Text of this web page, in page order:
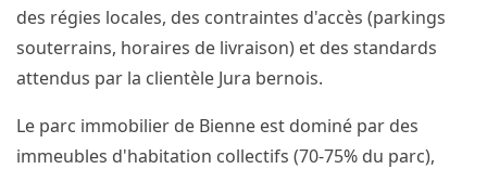
des régies locales, des contraintes d'accès (parkings
souterrains, horaires de livraison) et des standards
attendus par la clientèle Jura bernois.
Le parc immobilier de Bienne est dominé par des
immeubles d'habitation collectifs (70-75% du parc),